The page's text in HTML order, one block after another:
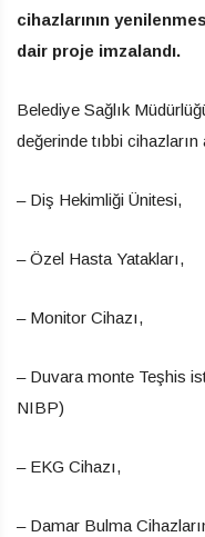
cihazlarının
dair proje imzalandı.
Belediye Sağlık
değerinde tıbbi
– Diş Hekimliği Ünitesi,
– Özel Hasta Yatakları,
– Monitor Cihazı,
– Duvara monte Teşhis
NIBP)
– EKG Cihazı,
– Damar Bulma